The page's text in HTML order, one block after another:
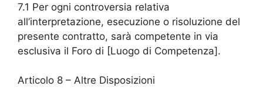
7.1 Per ogni controversia relativa
all’interpretazione, esecuzione o risoluzione del
presente contratto, sarà competente in via
esclusiva il Foro di [Luogo di Competenza].
Articolo 8 – Altre Disposizioni